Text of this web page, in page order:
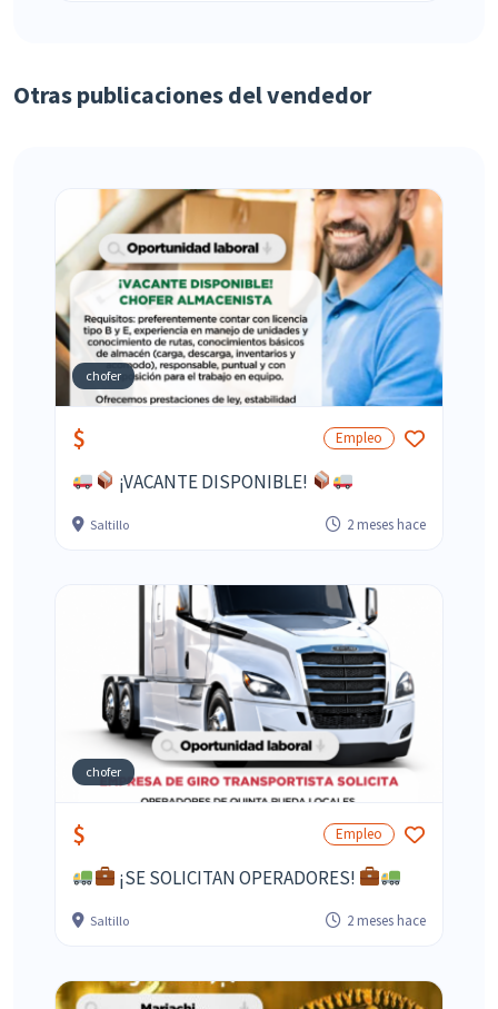
Otras publicaciones del vendedor
chofer
$ Empleo
¡VACANTE DISPONIBLE!
Saltillo 2 meses hace
chofer
$ Empleo
¡SE SOLICITAN OPERADORES!
Saltillo 2 meses hace